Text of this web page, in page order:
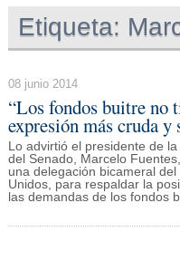
Etiqueta:
08 junio 2014
“Los fondos buitre no
expresión más cruda
Lo advirtió el presidente de
del Senado, Marcelo
una delegación bicameral
Unidos, para respaldar la
las demandas de los fondos